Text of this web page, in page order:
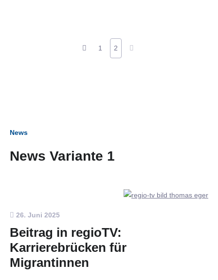
1 2
News
News Variante 1
26. Juni 2025
Beitrag in regioTV:
Karrierebrücken für
Migrantinnen